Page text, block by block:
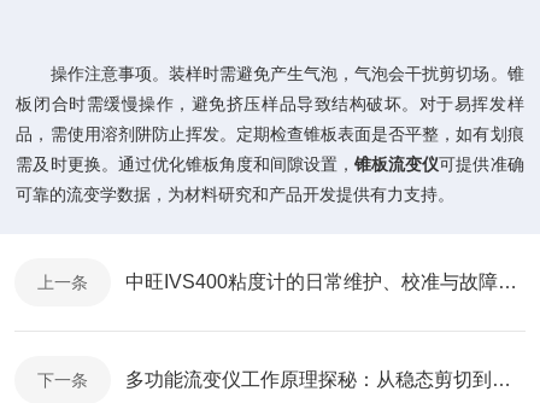
操作注意事项。装样时需避免产生气泡，气泡会干扰剪切场。锥
板闭合时需缓慢操作，避免挤压样品导致结构破坏。对于易挥发样
品，需使用溶剂阱防止挥发。定期检查锥板表面是否平整，如有划痕
需及时更换。通过优化锥板角度和间隙设置，锥板流变仪可提供准确
可靠的流变学数据，为材料研究和产品开发提供有力支持。
上一条 中旺IVS400粘度计的日常维护、校准与故障排除指南
下一条 多功能流变仪工作原理探秘：从稳态剪切到动态振荡测量